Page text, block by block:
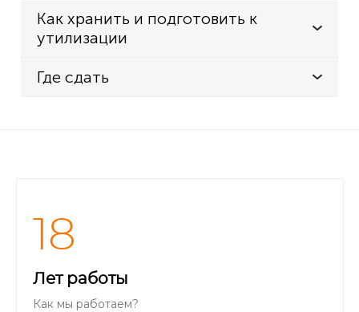
Как хранить и подготовить к
утилизации
Где сдать
18
Лет работы
Как мы работаем?